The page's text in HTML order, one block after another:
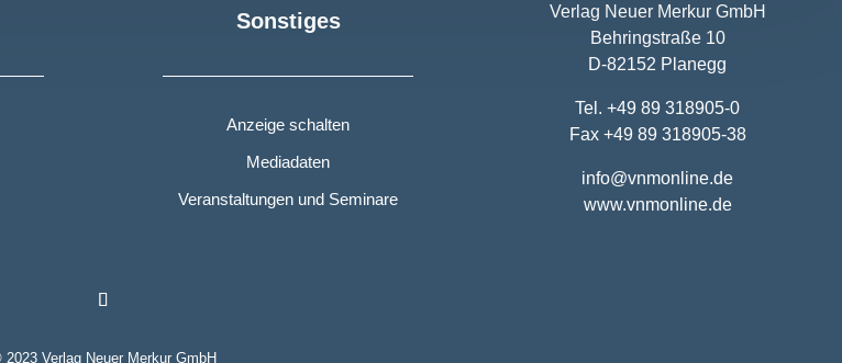
Sonstiges
Anzeige schalten
Mediadaten
Veranstaltungen und Seminare
Verlag Neuer Merkur GmbH
Behringstraße 10
D-82152 Planegg
Tel. +49 89 318905-0
Fax +49 89 318905-38
info@vnmonline.de
www.vnmonline.de
2023 Verlag Neuer Merkur GmbH